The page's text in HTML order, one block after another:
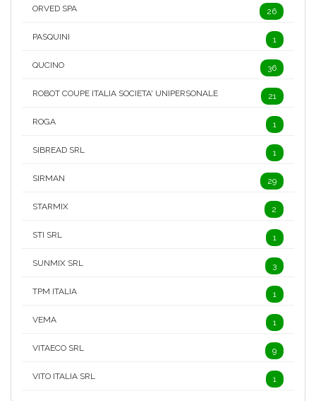
ORVED SPA 26
PASQUINI 1
QUCINO 36
ROBOT COUPE ITALIA SOCIETA' UNIPERSONALE 21
ROGA 1
SIBREAD SRL 1
SIRMAN 29
STARMIX 2
STI SRL 1
SUNMIX SRL 3
TPM ITALIA 1
VEMA 1
VITAECO SRL 9
VITO ITALIA SRL 1